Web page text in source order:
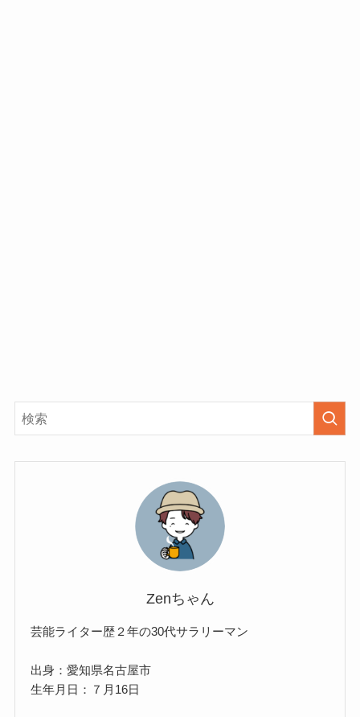
Zenちゃん
芸能ライター歴２年の30代サラリーマン
出身：愛知県名古屋市
生年月日：７月16日